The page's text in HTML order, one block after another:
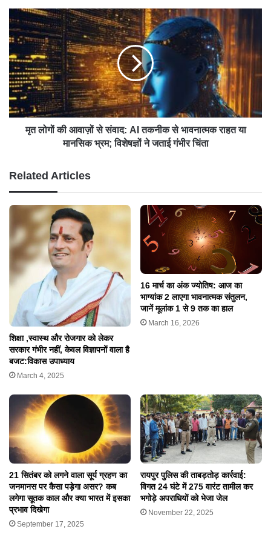
मृत लोगों की आवाज़ों से संवाद: AI तकनीक से भावनात्मक राहत या
मानसिक भ्रम; विशेषज्ञों ने जताई गंभीर चिंता
Related Articles
शिक्षा ,स्वास्थ और रोजगार को लेकर
सरकार गंभीर नहीं, केवल विज्ञापनों वाला है
बजट:विकास उपाध्याय
March 4, 2025
16 मार्च का अंक ज्योतिष: आज का
भाग्यांक 2 लाएगा भावनात्मक संतुलन,
जानें मूलांक 1 से 9 तक का हाल
March 16, 2026
21 सितंबर को लगने वाला सूर्य ग्रहण का
जनमानस पर कैसा पड़ेगा असर? कब
लगेगा सूतक काल और क्या भारत में इसका
प्रभाव दिखेगा
September 17, 2025
रायपुर पुलिस की ताबड़तोड़ कार्रवाई:
विगत 24 घंटे में 275 वारंट तामील कर
भगोड़े अपराधियों को भेजा जेल
November 22, 2025